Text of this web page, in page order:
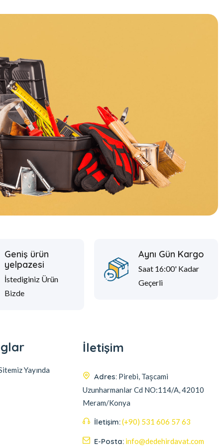
Geniş ürün
yelpazesi
İstediginiz Ürün
Bizde
Aynı Gün Kargo
Saat 16:00' Kadar
Geçerli
Yayında
İletişim
Adres: Pirebi, Taşcami
Uzunharmanlar Cd NO:114/A, 42010
Meram/Konya
İletişim:(+90) 531 606 57 63
E-Posta: info@dedehirdavat.com